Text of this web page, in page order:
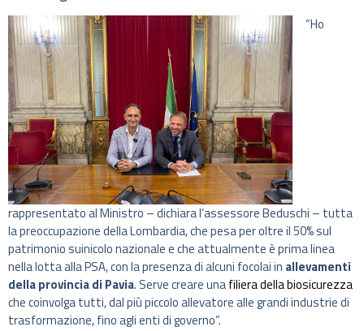
“Ho
rappresentato al Ministro – dichiara l’assessore Beduschi – tutta
la preoccupazione della Lombardia, che pesa per oltre il 50% sul
patrimonio suinicolo nazionale e che attualmente è prima linea
nella lotta alla PSA, con la presenza di alcuni focolai in allevamenti
della provincia di Pavia. Serve creare unafiliera della biosicurezza
che coinvolga tutti, dal più piccolo allevatore alle grandi industrie di
trasformazione, fino agli enti di governo”.